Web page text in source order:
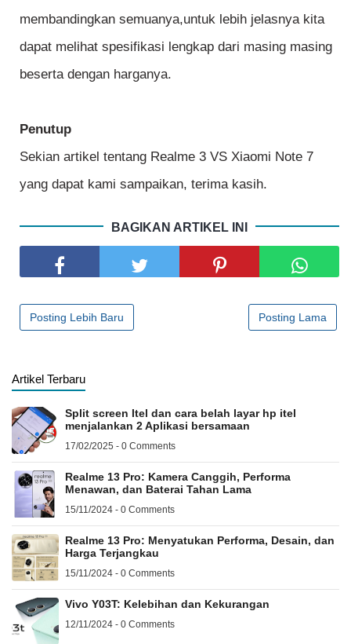
membandingkan semuanya,untuk lebih jelasnya kita
dapat melihat spesifikasi lengkap dari masing masing
beserta dengan harganya.
Penutup
Sekian artikel tentang Realme 3 VS Xiaomi Note 7
yang dapat kami sampaikan, terima kasih.
BAGIKAN ARTIKEL INI
Posting Lebih Baru Posting Lama
Artikel Terbaru
Split screen Itel dan cara belah layar hp itel
menjalankan 2 Aplikasi bersamaan
17/02/2025 - 0 Comments
Realme 13 Pro: Kamera Canggih, Performa
Menawan, dan Baterai Tahan Lama
15/11/2024 - 0 Comments
Realme 13 Pro: Menyatukan Performa, Desain, dan
Harga Terjangkau
15/11/2024 - 0 Comments
Vivo Y03T: Kelebihan dan Kekurangan
12/11/2024 - 0 Comments